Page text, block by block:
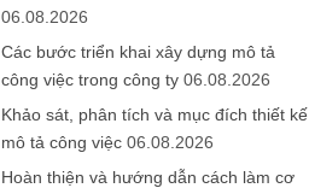
06.08.2026
Các bước triển khai xây dựng mô tả
công việc trong công ty 06.08.2026
Khảo sát, phân tích và mục đích thiết kế
mô tả công việc 06.08.2026
Hoàn thiện và hướng dẫn cách làm cơ